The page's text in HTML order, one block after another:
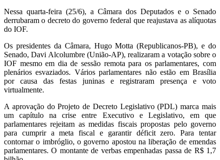
Nessa quarta-feira (25/6), a Câmara dos Deputados e o Senado
derrubaram o decreto do governo federal que reajustava as alíquotas
do IOF.
Os presidentes da Câmara, Hugo Motta (Republicanos-PB), e do
Senado, Davi Alcolumbre (União-AP), realizaram a votação sobre o
IOF mesmo em dia de sessão remota para os parlamentares, com
plenários esvaziados. Vários parlamentares não estão em Brasília
por causa das festas juninas e registraram presença e voto
virtualmente.
A aprovação do Projeto de Decreto Legislativo (PDL) marca mais
um capítulo na crise entre Executivo e Legislativo, em que
parlamentares rejeitam as medidas fiscais propostas pelo governo
para cumprir a meta fiscal e garantir déficit zero. Para tentar
contornar o imbróglio, o governo apostou na liberação de emendas
parlamentares. O montante de verbas empenhadas passa de R$ 1,7